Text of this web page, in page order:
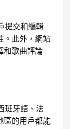
提交和編輯
。此外，網站
和歌曲評論
班牙語、法
區的用戶都能